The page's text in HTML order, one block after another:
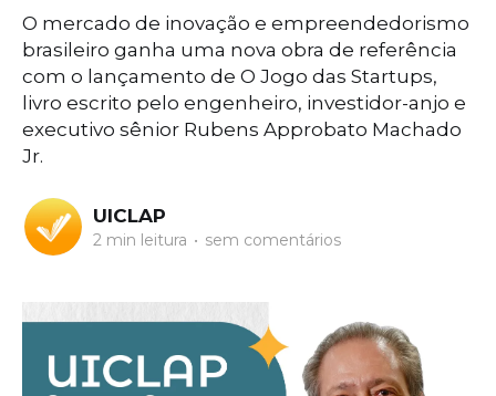
O mercado de inovação e empreendedorismo
brasileiro ganha uma nova obra de referência
com o lançamento de O Jogo das Startups,
livro escrito pelo engenheiro, investidor-anjo e
executivo sênior Rubens Approbato Machado
Jr.
UICLAP
2 min leitura • sem comentários